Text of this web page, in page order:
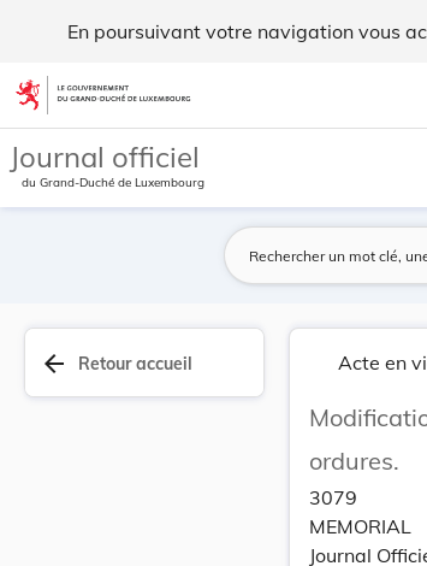
En poursuivant votre navigation vous
Aller au contenu
Journal officiel
du Grand-Duché de Luxembourg
arrow_back Retour accueil Acte en
ordures.
3079
MEMORIAL
Journal